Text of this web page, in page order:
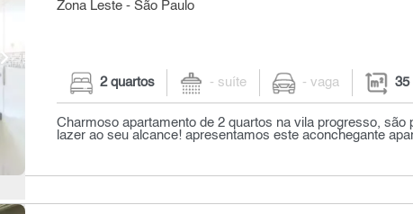
Zona Leste - São Paulo
2 quartos - suíte - vaga 35
Charmoso apartamento de 2 quartos na vila progresso, são
lazer ao seu alcance! apresentamos este aconchegante